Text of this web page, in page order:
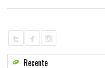
Recente